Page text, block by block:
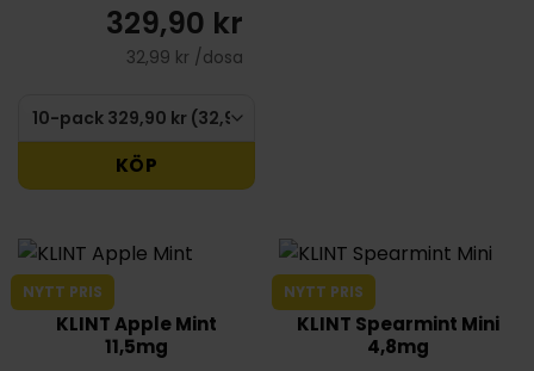
329,90 kr
32,99 kr /dosa
KÖP
NYTT PRIS
KLINT Apple Mint
11,5mg
NYTT PRIS
KLINT Spearmint Mini
4,8mg